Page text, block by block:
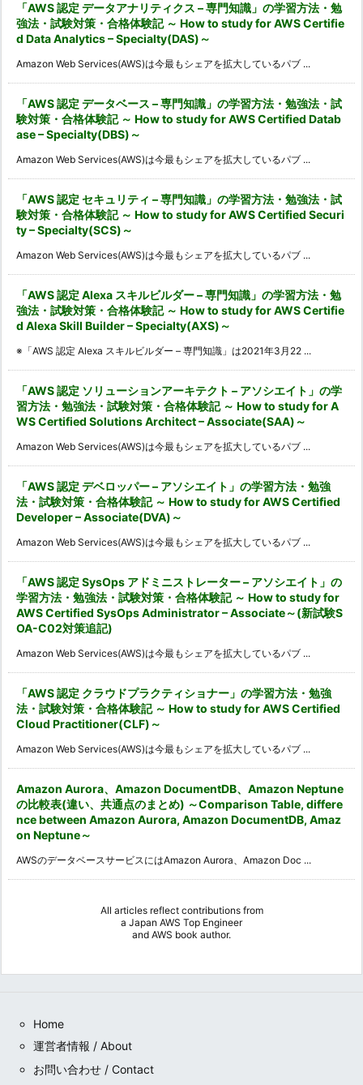
「AWS 認定 データアナリティクス – 専門知識」の学習方法・勉
強法・試験対策・合格体験記 ～ How to study for AWS Certifie
d Data Analytics – Specialty(DAS)～
Amazon Web Services(AWS)は今最もシェアを拡大しているパブ ...
「AWS 認定 データベース – 専門知識」の学習方法・勉強法・試
験対策・合格体験記 ～ How to study for AWS Certified Datab
ase – Specialty(DBS)～
Amazon Web Services(AWS)は今最もシェアを拡大しているパブ ...
「AWS 認定 セキュリティ – 専門知識」の学習方法・勉強法・試
験対策・合格体験記 ～ How to study for AWS Certified Securi
ty – Specialty(SCS)～
Amazon Web Services(AWS)は今最もシェアを拡大しているパブ ...
「AWS 認定 Alexa スキルビルダー – 専門知識」の学習方法・勉
強法・試験対策・合格体験記 ～ How to study for AWS Certifie
d Alexa Skill Builder – Specialty(AXS)～
※「AWS 認定 Alexa スキルビルダー – 専門知識」は2021年3月22 ...
「AWS 認定 ソリューションアーキテクト – アソシエイト」の学
習方法・勉強法・試験対策・合格体験記 ～ How to study for A
WS Certified Solutions Architect – Associate(SAA)～
Amazon Web Services(AWS)は今最もシェアを拡大しているパブ ...
「AWS 認定 デベロッパー – アソシエイト」の学習方法・勉強
法・試験対策・合格体験記 ～ How to study for AWS Certified
Developer – Associate(DVA)～
Amazon Web Services(AWS)は今最もシェアを拡大しているパブ ...
「AWS 認定 SysOps アドミニストレーター – アソシエイト」の
学習方法・勉強法・試験対策・合格体験記 ～ How to study for
AWS Certified SysOps Administrator – Associate～(新試験S
OA-C02対策追記)
Amazon Web Services(AWS)は今最もシェアを拡大しているパブ ...
「AWS 認定 クラウドプラクティショナー」の学習方法・勉強
法・試験対策・合格体験記 ～ How to study for AWS Certified
Cloud Practitioner(CLF)～
Amazon Web Services(AWS)は今最もシェアを拡大しているパブ ...
Amazon Aurora、Amazon DocumentDB、Amazon Neptune
の比較表(違い、共通点のまとめ) ～Comparison Table, differe
nce between Amazon Aurora, Amazon DocumentDB, Amaz
on Neptune～
AWSのデータベースサービスにはAmazon Aurora、Amazon Doc ...
All articles reflect contributions from
a Japan AWS Top Engineer
and AWS book author.
Home
運営者情報 / About
お問い合わせ / Contact